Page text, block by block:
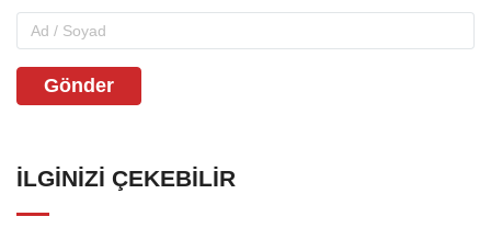
Gönder
İLGINIZI ÇEKEBILIR